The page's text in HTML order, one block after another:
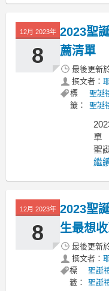
我
交
同
12月 2023年
8
2023聖
薦清單
最後更新
撰文者：
標
籤：
聖誕
聖誕
單
聖
較
薦
交
物
繼
12月 2023年
8
2023聖
生最想
最後更新
撰文者：
標
籤：
聖誕
聖誕